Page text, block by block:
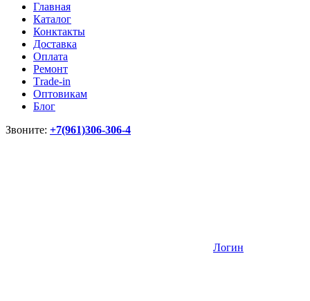
Главная
Каталог
Конктакты
Доставка
Оплата
Ремонт
Тrade-in
Оптовикам
Блог
Звоните: +7(961)306-306-4
Логин